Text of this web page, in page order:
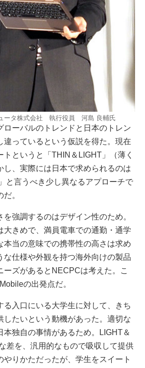
ータ株式会社 執行役員 河島 良輔氏
ーバルのトレンドと日本のトレン
違っているという仮説を得た。現在
トというと「THIN＆LIGHT」（薄く
し、実際には日本で求められるのは
と言うべき少し異なるアプローチで
。
強調するのはデザイン性のため。
大きめで、満員電車での通勤・通学
本当の意味での携帯性の高さは求め
な仕様や外観を持つ海外向けの製品
ーズがあるとNECPCは考えた。こ
の出発点だ。
入口にいる大学生に対して、きち
したいという動機があった。適切な
本独自の事情があるため。LIGHT＆
差を、汎用的なもので吸収して提供
やりかただったが、学生をスイート